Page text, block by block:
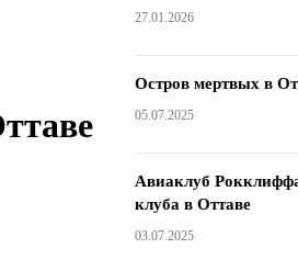
27.01.2026
Остров мертвых в
05.07.2025
Авиаклуб
клуба в Оттаве
03.07.2025